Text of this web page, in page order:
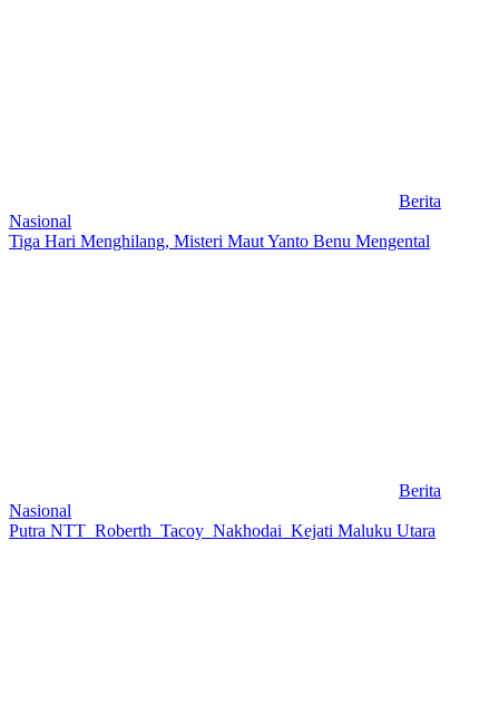
Berita
Nasional
Tiga Hari Menghilang, Misteri Maut Yanto Benu Mengental
Berita
Nasional
Putra NTT Roberth Tacoy Nakhodai Kejati Maluku Utara